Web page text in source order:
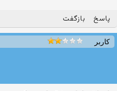
پاسخ بازگفت
کاربر